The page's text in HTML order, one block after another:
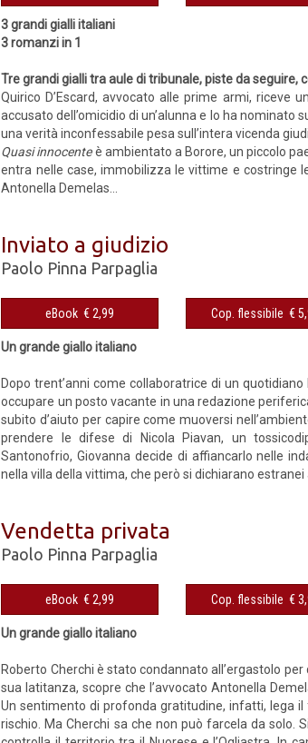
3 grandi gialli italiani
3 romanzi in 1
Tre grandi gialli tra aule di tribunale, piste da seguire,
Quirico D’Escard, avvocato alle prime armi, riceve
accusato dell’omicidio di un’alunna e lo ha
una verità inconfessabile pesa sull’intera vicenda
Quasi innocenteè ambientato a Borore, un piccolo
entra nelle case, immobilizza le vittime e costringe
Antonella Demelas...
Inviato a giudizio
Paolo Pinna Parpaglia
eBook € 2,99 Cop.
Un grande giallo italiano
Dopo trent’anni come collaboratrice di un
occupare un posto vacante in una redazione
subito d’aiuto per capire come muoversi
prendere le difese di Nicola Piavan, un
Santonofrio, Giovanna decide di affiancarlo nelle
nella villa della vittima, che però si dichiarano estranei
Vendetta privata
Paolo Pinna Parpaglia
eBook € 2,99 Cop.
Un grande giallo italiano
Roberto Cherchi è stato con­dannato all’ergastolo
sua latitanza, scopre che l’avvocato Antonella
Un sentimento di profonda gratitudine, infatti, lega
rischio. Ma Cherchi sa che non può farcela da solo.